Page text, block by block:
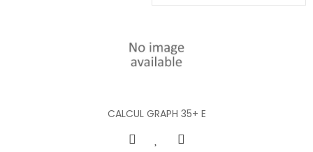
CALCUL GRAPH 35+ E